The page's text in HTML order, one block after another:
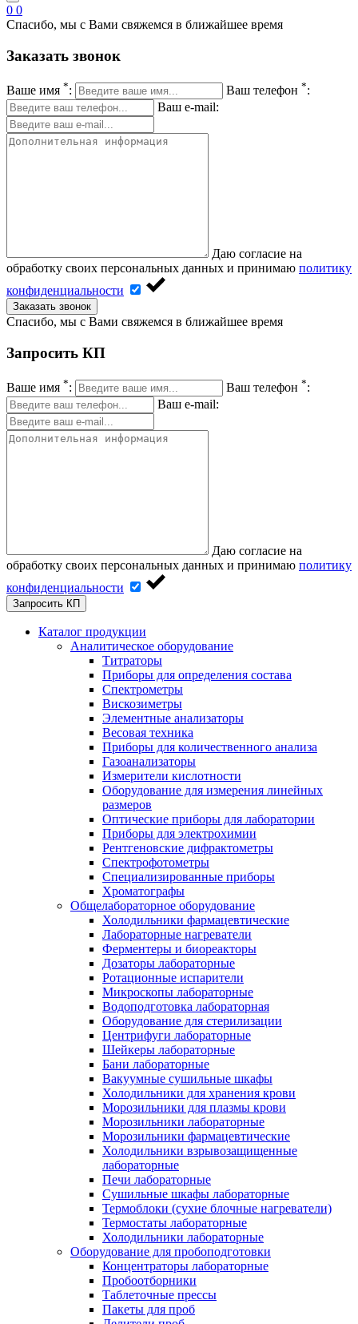
0 0
Спасибо, мы с Вами свяжемся в ближайшее время
Заказать звонок
Ваше имя *: Ваш телефон *:
Ваш e-mail:
Даю согласие на
обработку своих персональных данных и принимаю политику
конфиденциальности
Заказать звонок
Спасибо, мы с Вами свяжемся в ближайшее время
Запросить КП
Ваше имя *: Ваш телефон *:
Ваш e-mail:
Даю согласие на
обработку своих персональных данных и принимаю политику
конфиденциальности
Запросить КП
Каталог продукции
Аналитическое оборудование
Титраторы
Приборы для определения состава
Спектрометры
Вискозиметры
Элементные анализаторы
Весовая техника
Приборы для количественного анализа
Газоанализаторы
Измерители кислотности
Оборудование для измерения линейных
размеров
Оптические приборы для лаборатории
Приборы для электрохимии
Рентгеновские дифрактометры
Спектрофотометры
Специализированные приборы
Хроматографы
Общелабораторное оборудование
Холодильники фармацевтические
Лабораторные нагреватели
Ферментеры и биореакторы
Дозаторы лабораторные
Ротационные испарители
Микроскопы лабораторные
Водоподготовка лабораторная
Оборудование для стерилизации
Центрифуги лабораторные
Шейкеры лабораторные
Бани лабораторные
Вакуумные сушильные шкафы
Холодильники для хранения крови
Морозильники для плазмы крови
Морозильники лабораторные
Морозильники фармацевтические
Холодильники взрывозащищенные
лабораторные
Печи лабораторные
Сушильные шкафы лабораторные
Термоблоки (сухие блочные нагреватели)
Термостаты лабораторные
Холодильники лабораторные
Оборудование для пробоподготовки
Концентраторы лабораторные
Пробоотборники
Таблеточные прессы
Пакеты для проб